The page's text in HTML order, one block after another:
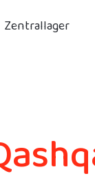
Zentrallager